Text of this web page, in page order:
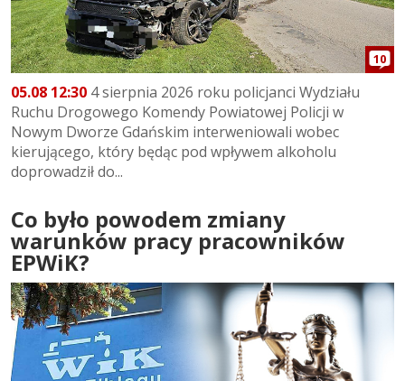
10
05.08 12:30 4 sierpnia 2026 roku policjanci Wydziału
Ruchu Drogowego Komendy Powiatowej Policji w
Nowym Dworze Gdańskim interweniowali wobec
kierującego, który będąc pod wpływem alkoholu
doprowadził do...
Co było powodem zmiany
warunków pracy pracowników
EPWiK?